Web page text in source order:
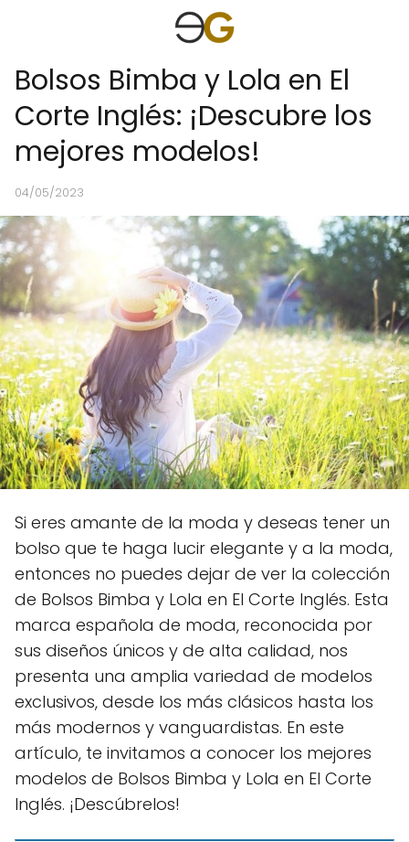
Bolsos Bimba y Lola en El
Corte Inglés: ¡Descubre los
mejores modelos!
04/05/2023
Si eres amante de la moda y deseas tener un
bolso que te haga lucir elegante y a la moda,
entonces no puedes dejar de ver la colección
de Bolsos Bimba y Lola en El Corte Inglés. Esta
marca española de moda, reconocida por
sus diseños únicos y de alta calidad, nos
presenta una amplia variedad de modelos
exclusivos, desde los más clásicos hasta los
más modernos y vanguardistas. En este
artículo, te invitamos a conocer los mejores
modelos de Bolsos Bimba y Lola en El Corte
Inglés. ¡Descúbrelos!